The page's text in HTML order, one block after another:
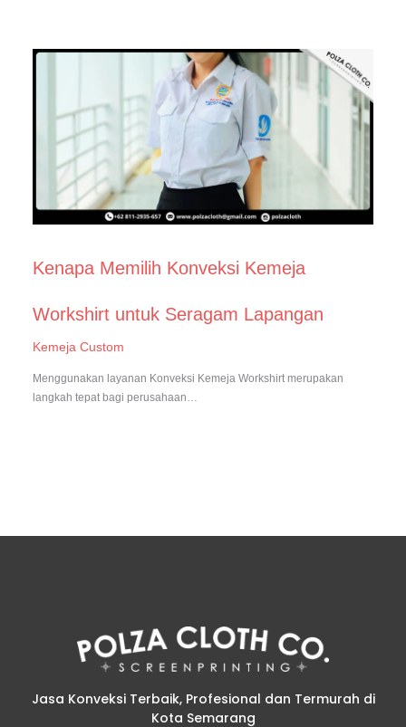
Kenapa Memilih Konveksi Kemeja
Workshirt untuk Seragam Lapangan
Kemeja Custom
Menggunakan layanan Konveksi Kemeja Workshirt merupakan
langkah tepat bagi perusahaan…
Jasa Konveksi Terbaik, Profesional dan Termurah di
Kota Semarang